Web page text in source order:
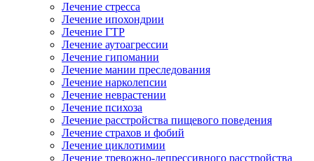
Лечение стресса
Лечение ипохондрии
Лечение ГТР
Лечение аутоагрессии
Лечение гипомании
Лечение мании преследования
Лечение нарколепсии
Лечение неврастении
Лечение психоза
Лечение расстройства пищевого поведения
Лечение страхов и фобий
Лечение циклотимии
Лечение тревожно-депрессивного расстройства